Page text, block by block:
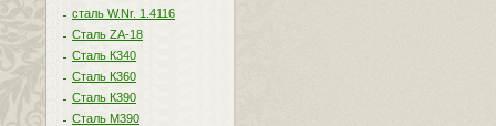
сталь W.Nr. 1.4116
Сталь ZA-18
Сталь К340
Сталь К360
Сталь К390
Сталь М390